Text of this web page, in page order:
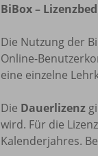
BiBox –
Die Nutzung der
Online-
eine einzelne
Die Dauerlizenz
wird. Für die Lizenz
Kalenderjahres.